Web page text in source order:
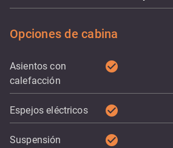
Opciones de cabina
Asientos con
calefacción
check_circle
Espejos eléctricos check_circle
Suspensión
check_circle